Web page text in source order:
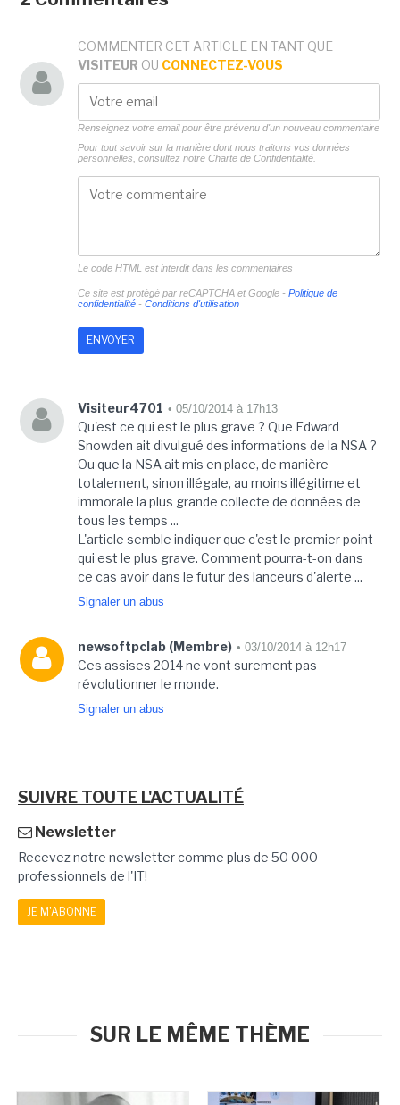
COMMENTER CET ARTICLE EN TANT QUE
VISITEUR OU CONNECTEZ-VOUS
Renseignez votre email pour être prévenu d'un nouveau commentaire
Pour tout savoir sur la manière dont nous traitons vos données
personnelles, consultez notre Charte de Confidentialité.
Le code HTML est interdit dans les commentaires
Ce site est protégé par reCAPTCHA et Google - Politique de
confidentialité- Conditions d'utilisation
Visiteur4701 • 05/10/2014 à 17h13
Qu'est ce qui est le plus grave ? Que Edward
Snowden ait divulgué des informations de la NSA ?
Ou que la NSA ait mis en place, de manière
totalement, sinon illégale, au moins illégitime et
immorale la plus grande collecte de données de
tous les temps ...
L'article semble indiquer que c'est le premier point
qui est le plus grave. Comment pourra-t-on dans
ce cas avoir dans le futur des lanceurs d'alerte ...
Signaler un abus
newsoftpclab (Membre) • 03/10/2014 à 12h17
Ces assises 2014 ne vont surement pas
révolutionner le monde.
Signaler un abus
SUIVRE TOUTE L'ACTUALITÉ
Newsletter
Recevez notre newsletter comme plus de 50 000
professionnels de l'IT!
JE M'ABONNE
SUR LE MÊME THÈME